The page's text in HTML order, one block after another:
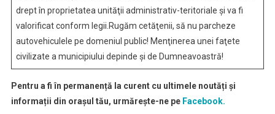
drept în proprietatea unităţii administrativ-teritoriale şi va fi
valorificat conform legii.Rugăm cetăţenii, să nu parcheze
autovehiculele pe domeniul public! Menţinerea unei faţete
civilizate a municipiului depinde şi de Dumneavoastră!
Pentru a fi în permanență la curent cu ultimele noutăți și
informații din orașul tău, urmărește-ne peFacebook.